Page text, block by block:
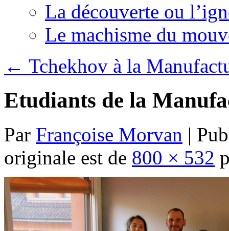
La découverte ou
Le machisme du
← Tchekhov à la
Etudiants de la
Par Françoise Morvan |
originale est de 800 × 532